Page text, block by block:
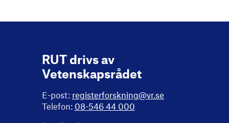
RUT drivs av
Vetenskapsrådet
E-post: registerforskning@vr.se
Telefon: 08-546 44 000